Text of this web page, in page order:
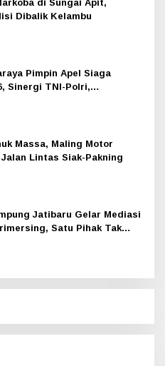
di Sungai Apit,
Dibalik Kelambu
Pimpin Apel Siaga
Sinergi TNI-Polri,
Massa, Maling Motor
Lintas Siak-Pakning
Jatibaru Gelar Mediasi
Satu Pihak Tak